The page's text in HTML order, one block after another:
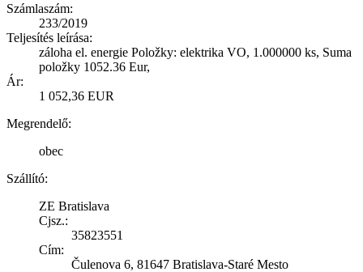
Számlaszám:
233/2019
Teljesítés leírása:
záloha el. energie Položky: elektrika VO, 1.000000 ks, Suma
položky 1052.36 Eur,
Ár:
1 052,36 EUR
Megrendelő:
obec
Szállító:
ZE Bratislava
Cjsz.:
35823551
Cím:
Čulenova 6, 81647 Bratislava-Staré Mesto